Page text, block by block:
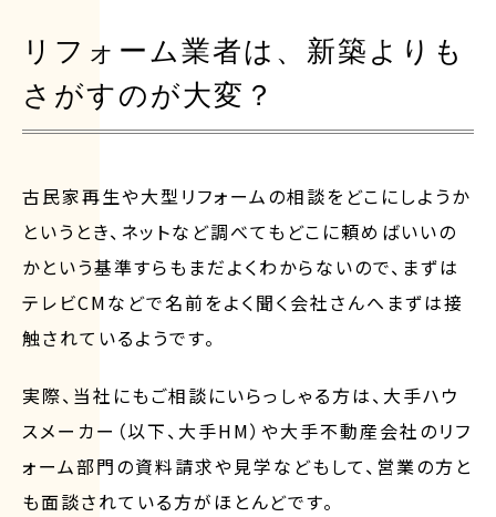
リフォーム業者は、新築よりも
さがすのが大変？
古民家再生や大型リフォームの相談をどこにしようか
というとき、ネットなど調べてもどこに頼めばいいの
かという基準すらもまだよくわからないので、まずは
テレビCMなどで名前をよく聞く会社さんへまずは接
触されているようです。
実際、当社にもご相談にいらっしゃる方は、大手ハウ
スメーカー（以下、大手HM）や大手不動産会社のリフ
ォーム部門の資料請求や見学などもして、営業の方と
も面談されている方がほとんどです。